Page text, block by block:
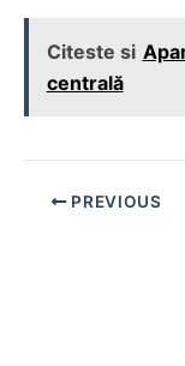
Citeste si
centrală
Post PREVIOUS